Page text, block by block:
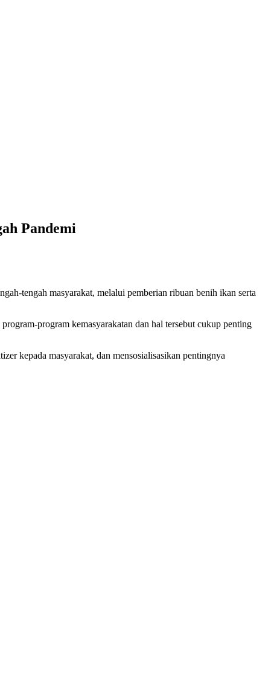
Pandemi
tengah masyarakat, melalui pemberian ribuan benih ikan serta
program kemasyarakatan dan hal tersebut cukup penting
kepada masyarakat, dan mensosialisasikan pentingnya